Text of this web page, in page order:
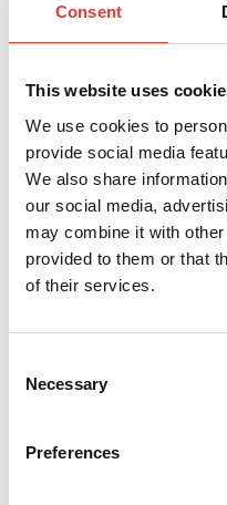
Consent
This website uses
We use cookies to
provide social media
We also share
our social media,
may combine it with
provided to them or that
of their services.
Selection
Necessary
Preferences
Zijn uw
Automatiseer
menselijke
kostenbesparing
belangrijkste
zonder
maaibeurten in
instellen. Perfect